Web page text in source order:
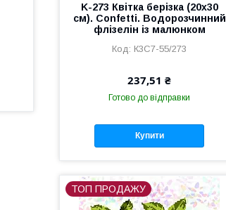
K-273 Квітка берізка (20х30
см). Confetti. Водорозчинний
флізелін із малюнком
К3С7-55/273
237,51 ₴
Готово до відправки
Купити
ТОП ПРОДАЖУ